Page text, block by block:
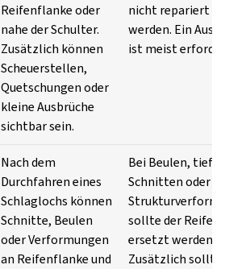
Reifenflanke oder
nahe der Schulter.
Zusätzlich können
Scheuerstellen,
Quetschungen oder
kleine Ausbrüche
sichtbar sein.
nicht repariert
werden. Ein
ist meist
Nach dem
Durchfahren eines
Schlaglochs können
Schnitte, Beulen
oder Verformungen
an Reifenflanke und
Bei Beulen,
Schnitten oder
sollte der Reifen
ersetzt werden.
Zusätzlich sollte